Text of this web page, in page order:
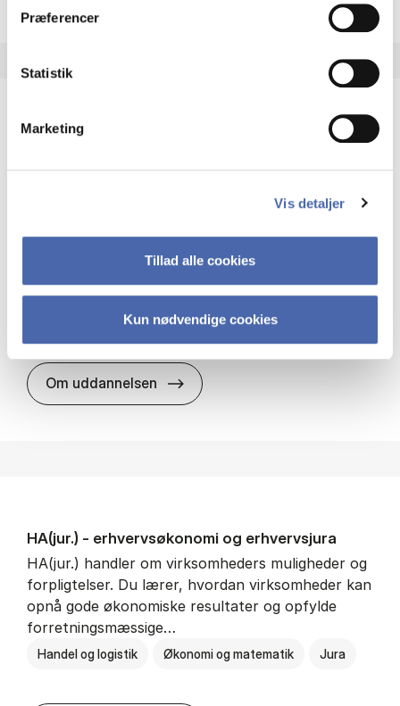
Præferencer
Statistik
Marketing
Vis detaljer
Tillad alle cookies
Kun nødvendige cookies
HA(it.) - erhvervs­økonomi og informations­
virksomheders muligheder og udfordringer inden
Organisation og ledelse
Om uddannelsen HA(it.) - erhvervs­økonomi og
HA(jur.) - erhvervs­økonomi og erhvervs­jura
HA(jur.) handler om virksomheders muligheder og
forpligtelser. Du lærer, hvordan virksomheder kan
opnå gode økonomiske resultater og opfylde
forretningsmæssige…
Handel og logistik Økonomi og matematik Jura